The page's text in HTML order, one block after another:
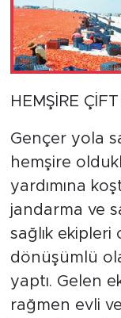
HEMŞİRE
Gençer yola
hemşire
yardımına
jandarma ve
sağlık
dönüşümlü
yaptı. Gelen
rağmen evli